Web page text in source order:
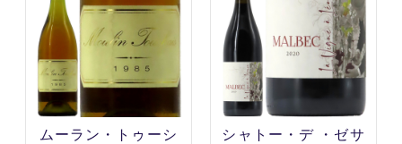
ムーラン・トゥーシ
シャトー・デ ・ゼサ